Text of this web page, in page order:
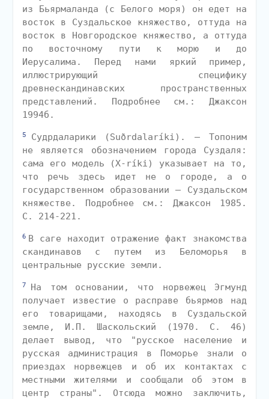
из Бьярмаланда (с Белого моря) он едет на
восток в Суздальское княжество, оттуда на
восток в Новгородское княжество, а оттуда
по восточному пути к морю и до
Иерусалима. Перед нами яркий пример,
иллюстрирующий специфику
древнескандинавских пространственных
представлений. Подробнее см.: Джаксон
1994б.
5
Судрдаларики (Suðrdalaríki). — Топоним
не является обозначением города Суздаля:
сама его модель (X-ríki) указывает на то,
что речь здесь идет не о городе, а о
государственном образовании — Суздальском
княжестве. Подробнее см.: Джаксон 1985.
С. 214-221.
6 В саге находит отражение факт знакомства
скандинавов с путем из Беломорья в
центральные русские земли.
7
На том основании, что норвежец Эгмунд
получает известие о расправе бьярмов над
его товарищами, находясь в Суздальской
земле, И.П. Шаскольский (1970. С. 46)
делает вывод, что "русское население и
русская администрация в Поморье знали о
приездах норвежцев и об их контактах с
местными жителями и сообщали об этом в
центр страны". Отсюда можно заключить,